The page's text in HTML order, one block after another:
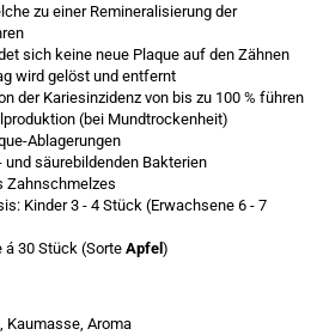
zu einer Remineralisierung der
sich keine neue Plaque auf den Zähnen
wird gelöst und entfernt
der Kariesinzidenz von bis zu 100 % führen
(bei Mundtrockenheit)
Ablagerungen
und säurebildenden Bakterien
Zahnschmelzes
Kinder 3 - 4 Stück (Erwachsene 6 - 7
á 30 Stück (Sorte Apfel )
Kaumasse, Aroma